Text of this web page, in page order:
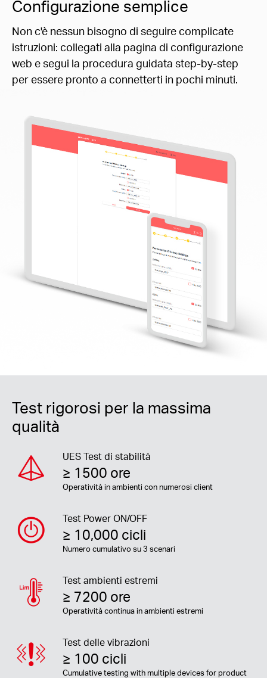
Configurazione semplice
Non c'è nessun bisogno di seguire complicate
istruzioni: collegati alla pagina di configurazione
web e segui la procedura guidata step-by-step
per essere pronto a connetterti in pochi minuti.
Test rigorosi per la massima
qualità
UES Test di stabilità
≥ 1500 ore
Operatività in ambienti con numerosi client
Test Power ON/OFF
≥ 10,000 cicli
Numero cumulativo su 3 scenari
Test ambienti estremi
≥ 7200 ore
Operatività continua in ambienti estremi
Test delle vibrazioni
≥ 100 cicli
Cumulative testing with multiple devices for product